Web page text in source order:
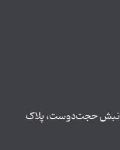
نبش حجت‌دوست، پلاک